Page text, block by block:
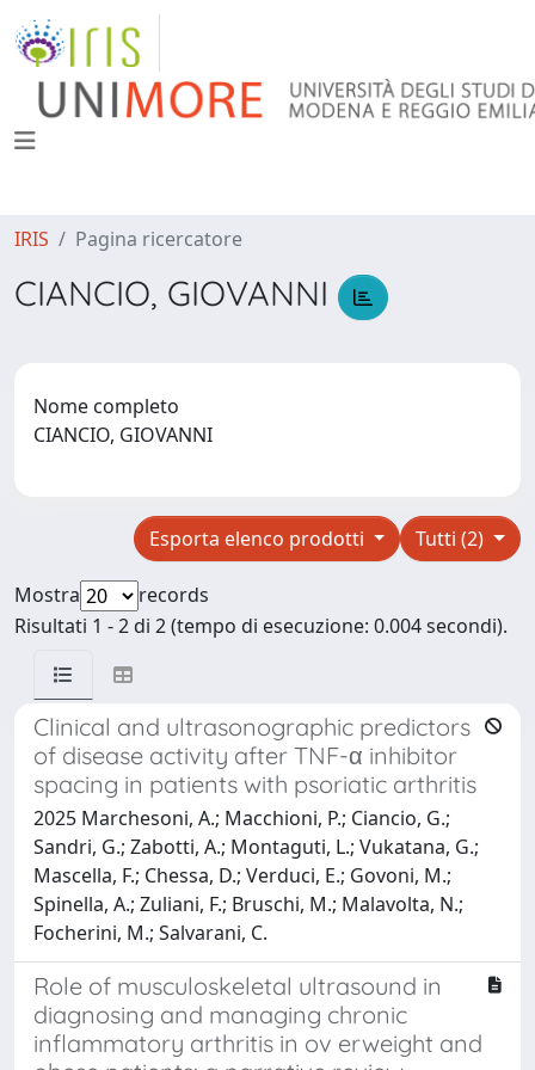
IRIS Pagina ricercatore
CIANCIO, GIOVANNI
Nome completo
CIANCIO, GIOVANNI
Tutti (2)
Esporta elenco prodotti
Mostra
records
Risultati 1 - 2 di 2 (tempo di esecuzione: 0.004 secondi).
Clinical and ultrasonographic predictors
of disease activity after TNF-α inhibitor
spacing in patients with psoriatic arthritis
2025 Marchesoni, A.; Macchioni, P.; Ciancio, G.;
Sandri, G.; Zabotti, A.; Montaguti, L.; Vukatana, G.;
Mascella, F.; Chessa, D.; Verduci, E.; Govoni, M.;
Spinella, A.; Zuliani, F.; Bruschi, M.; Malavolta, N.;
Focherini, M.; Salvarani, C.
Role of musculoskeletal ultrasound in
diagnosing and managing chronic
inflammatory arthritis in ov erweight and